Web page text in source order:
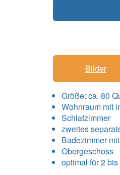
Bilder
Größe: ca. 80
Wohnraum mit
Schlafzimmer
zweites
Badezimmer
Obergeschoss
optimal für 2